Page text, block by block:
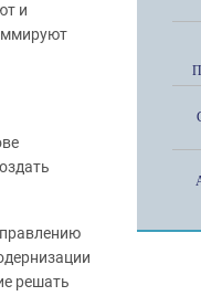
и
решать